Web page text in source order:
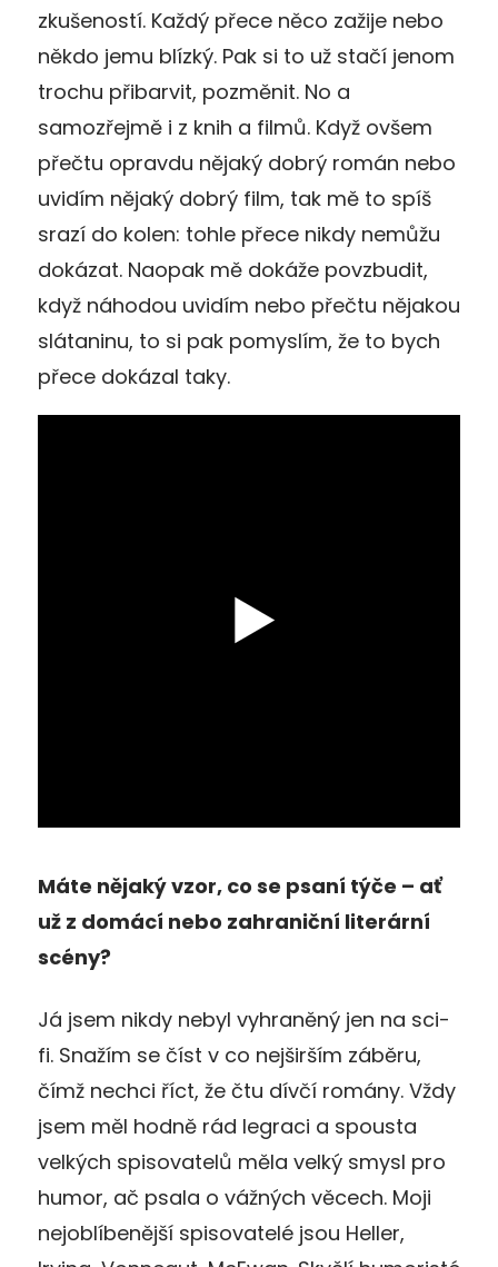
zkušeností. Každý přece něco zažije nebo
někdo jemu blízký. Pak si to už stačí jenom
trochu přibarvit, pozměnit. No a
samozřejmě i z knih a filmů. Když ovšem
přečtu opravdu nějaký dobrý román nebo
uvidím nějaký dobrý film, tak mě to spíš
srazí do kolen: tohle přece nikdy nemůžu
dokázat. Naopak mě dokáže povzbudit,
když náhodou uvidím nebo přečtu nějakou
slátaninu, to si pak pomyslím, že to bych
přece dokázal taky.
Máte nějaký vzor, co se psaní týče – ať
už z domácí nebo zahraniční literární
scény?
Já jsem nikdy nebyl vyhraněný jen na sci-
fi. Snažím se číst v co nejširším záběru,
čímž nechci říct, že čtu dívčí romány. Vždy
jsem měl hodně rád legraci a spousta
velkých spisovatelů měla velký smysl pro
humor, ač psala o vážných věcech. Moji
nejoblíbenější spisovatelé jsou Heller,